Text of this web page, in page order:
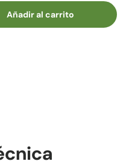
Añadir al carrito